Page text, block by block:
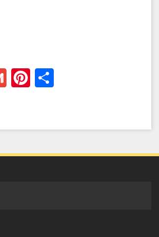
GmailPinterest